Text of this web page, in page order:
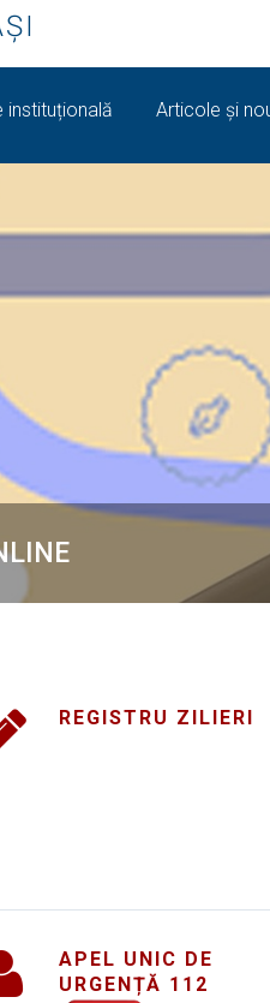
instituțională Articole și
REGISTRU ZILIERI
APEL UNIC DE
URGENȚĂ 112